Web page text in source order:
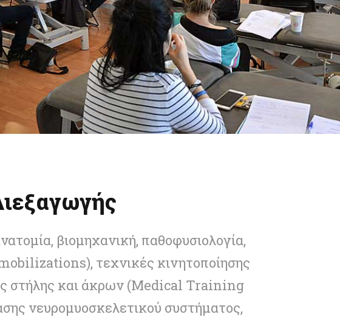
βιομηχανική, παθοφυσιολογία,
τεχνικές κινητοποίησης
στήλης και άκρων (Medical Training
νευρομυοσκελετικού συστήματος,